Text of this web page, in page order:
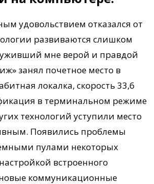
удовольствием отказался от
развиваются слишком
мне верой и правдой
занял почетное место в
локалка, скорость 33,6
в терминальном режиме
технологий уступили место
Появились проблемы
пулами некоторых
встроенного
коммуникационные